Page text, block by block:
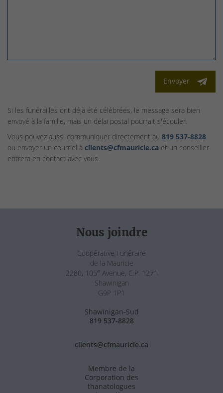
Envoyer
Si les funérailles ont déjà été célébrées, le message sera bien
envoyé à la famille, mais un délai postal pourrait s'écouler.
Vous pouvez aussi communiquer directement au 819 537‑8828
ou envoyer un courriel à clients@cfmauricie.ca et un conseiller
entrera en contact avec vous.
Nous joindre
Coopérative Funéraire
de la Mauricie
2280, 105e Avenue, C.P. 1271
Shawinigan
G9P 1P1
Shawinigan-Sud
819 537-8828
clients@cfmauricie.ca
Membre de la
Corporation des
thanatologues